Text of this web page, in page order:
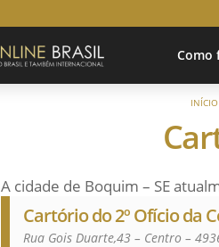
Como
INÍCIO
A cidade de Boquim – SE
Cartório do 2º Ofício da
Rua Gois Duarte,43 – Centro –